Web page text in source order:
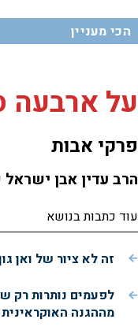
הכי מעניין
על ארבעה
פרקי אבות
הרב עדין אבן ישראל
עוד כתבות בנושא
זה לא ציור של ואן
לפעמים נותרות רק
מההגנה האוקראינית